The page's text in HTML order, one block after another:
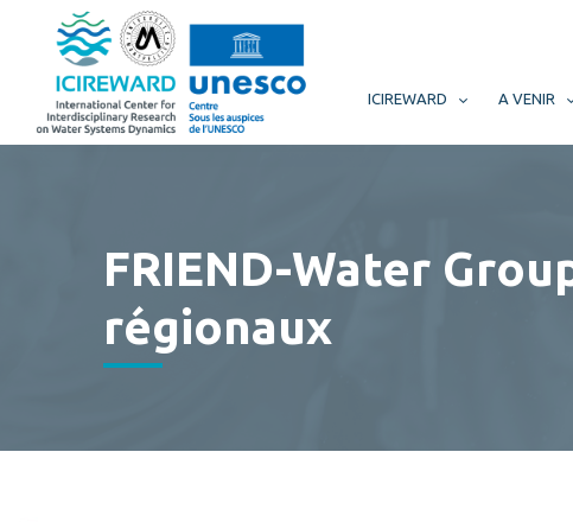
ICIREWARD A VENIR
FRIEND-Water
régionaux